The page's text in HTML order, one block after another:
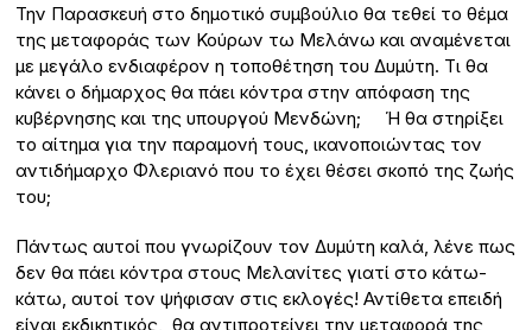
Την Παρασκευή στο δημοτικό συμβούλιο θα τεθεί το θέμα
της μεταφοράς των Κούρων τω Μελάνω και αναμένεται
με μεγάλο ενδιαφέρον η τοποθέτηση του Δυμύτη. Τι θα
κάνει ο δήμαρχος θα πάει κόντρα στην απόφαση της
κυβέρνησης και της υπουργού Μενδώνη; Ή θα στηρίξει
το αίτημα για την παραμονή τους, ικανοποιώντας τον
αντιδήμαρχο Φλεριανό που το έχει θέσει σκοπό της ζωής
του;
Πάντως αυτοί που γνωρίζουν τον Δυμύτη καλά, λένε πως
δεν θα πάει κόντρα στους Μελανίτες γιατί στο κάτω-
κάτω, αυτοί τον ψήφισαν στις εκλογές! Αντίθετα επειδή
είναι εκδικητικός, θα αντιπροτείνει την μεταφορά της